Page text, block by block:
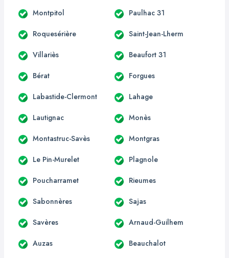
Montpitol Paulhac 31
Roquesérière Saint-Jean-Lherm
Villariès Beaufort 31
Bérat Forgues
Labastide-Clermont Lahage
Lautignac Monès
Montastruc-Savès Montgras
Le Pin-Murelet Plagnole
Poucharramet Rieumes
Sabonnères Sajas
Savères Arnaud-Guilhem
Auzas Beauchalot